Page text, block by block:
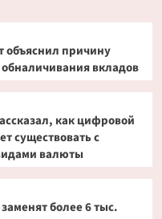
объяснил причину
обналичивания вкладов
как цифровой
существовать с
валюты
более 6 тыс.